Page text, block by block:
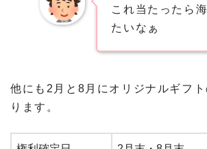
これ当たったら
たいなぁ
他にも2月と8月にオリジナルギフ
ります。